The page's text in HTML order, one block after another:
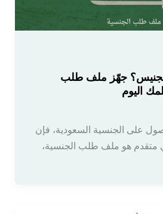
جهّز ملف طلب
اليوم
على الجنسية السعودية، فإن
متقدم هو ملف طلب الجنسية،